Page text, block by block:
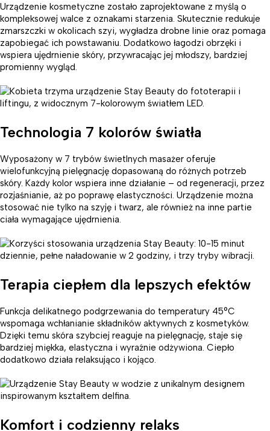
Urządzenie kosmetyczne zostało zaprojektowane z myślą o
kompleksowej walce z oznakami starzenia. Skutecznie redukuje
zmarszczki w okolicach szyi, wygładza drobne linie oraz pomaga
zapobiegać ich powstawaniu. Dodatkowo łagodzi obrzęki i
wspiera ujędrnienie skóry, przywracając jej młodszy, bardziej
promienny wygląd.
Technologia 7 kolorów światła
Wyposażony w 7 trybów świetlnych masażer oferuje
wielofunkcyjną pielęgnację dopasowaną do różnych potrzeb
skóry. Każdy kolor wspiera inne działanie – od regeneracji, przez
rozjaśnianie, aż po poprawę elastyczności. Urządzenie można
stosować nie tylko na szyję i twarz, ale również na inne partie
ciała wymagające ujędrnienia.
Terapia ciepłem dla lepszych efektów
Funkcja delikatnego podgrzewania do temperatury 45°C
wspomaga wchłanianie składników aktywnych z kosmetyków.
Dzięki temu skóra szybciej reaguje na pielęgnację, staje się
bardziej miękka, elastyczna i wyraźnie odżywiona. Ciepło
dodatkowo działa relaksująco i kojąco.
Komfort i codzienny relaks